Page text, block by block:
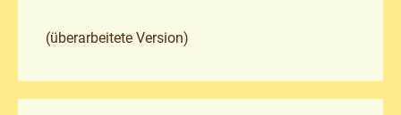
(überarbeitete Version)